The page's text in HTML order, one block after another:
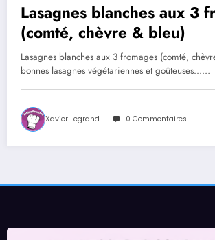
Lasagnes blanches aux 3
(comté, chèvre & bleu)
Lasagnes blanches aux 3 fromages (comté,
bonnes lasagnes végétariennes et goûteuses...…
Xavier Legrand 0 Commentaires